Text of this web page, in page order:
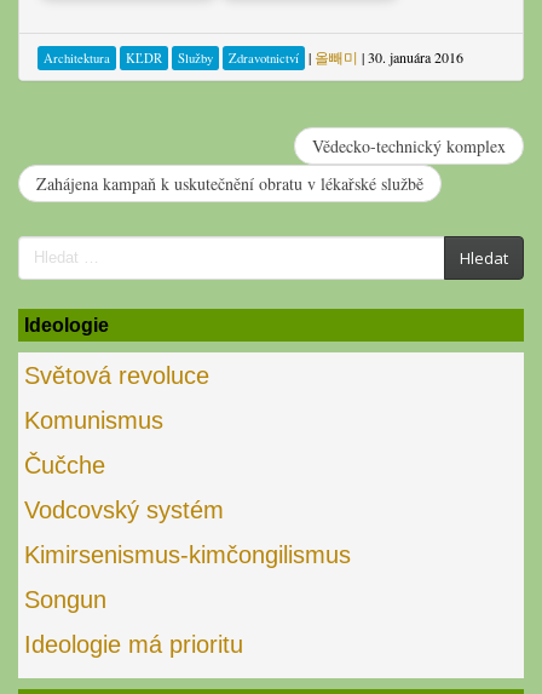
Architektura KĽDR Služby Zdravotnictví | 올빼미 |30. januára 2016
Vědecko-technický komplex
Zahájena kampaň k uskutečnění obratu v lékařské službě
Search
for:
Hledat
Ideologie
Světová revoluce
Komunismus
Čučche
Vodcovský systém
Kimirsenismus-kimčongilismus
Songun
Ideologie má prioritu